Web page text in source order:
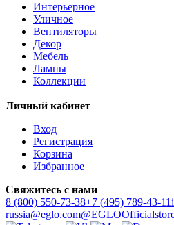
Интерьерное
Уличное
Вентиляторы
Декор
Мебель
Лампы
Коллекции
Личный кабинет
Вход
Регистрация
Корзина
Избранное
Свяжитесь с нами
8 (800) 550-73-38+7 (495) 789-43-11
russia@eglo.com